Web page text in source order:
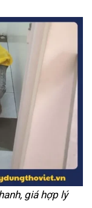
giá hợp lý